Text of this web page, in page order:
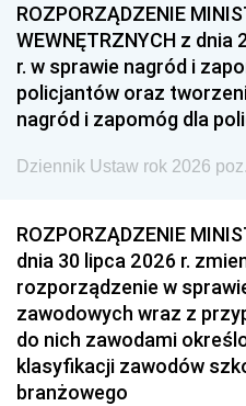
ROZPORZĄDZENIE
WEWNĘTRZNYCH z
r. w sprawie nagród i
policjantów oraz
nagród i zapomóg dla
Dziennik Ustaw rok 2026
ROZPORZĄDZENIE
dnia 30 lipca 2026 r.
rozporządzenie w
zawodowych wraz z
do nich zawodami
klasyfikacji zawodów
branżowego